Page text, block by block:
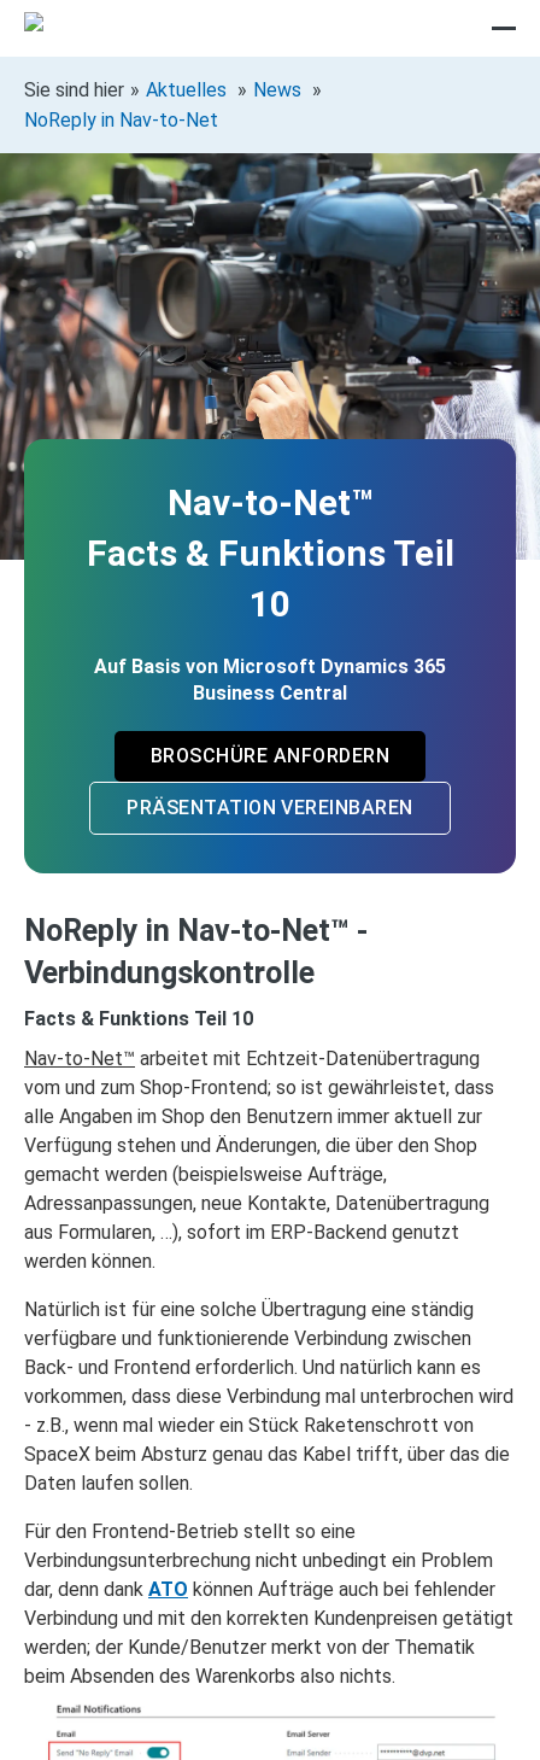
Sie sind hier Aktuelles
News
NoReply in Nav-to-Net
Nav‑to‑Net™
Facts & Funktions Teil
10
Auf Basis von Microsoft Dynamics 365
Business Central
BROSCHÜRE ANFORDERN
PRÄSENTATION VEREINBAREN
NoReply in Nav-to-Net™ -
Verbindungskontrolle
Facts & Funktions Teil 10
Nav-to-Net™ arbeitet mit Echtzeit-Datenübertragung
vom und zum Shop-Frontend; so ist gewährleistet, dass
alle Angaben im Shop den Benutzern immer aktuell zur
Verfügung stehen und Änderungen, die über den Shop
gemacht werden (beispielsweise Aufträge,
Adressanpassungen, neue Kontakte, Datenübertragung
aus Formularen, …), sofort im ERP-Backend genutzt
werden können.
Natürlich ist für eine solche Übertragung eine ständig
verfügbare und funktionierende Verbindung zwischen
Back- und Frontend erforderlich. Und natürlich kann es
vorkommen, dass diese Verbindung mal unterbrochen wird
- z.B., wenn mal wieder ein Stück Raketenschrott von
SpaceX beim Absturz genau das Kabel trifft, über das die
Daten laufen sollen.
Für den Frontend-Betrieb stellt so eine
Verbindungsunterbrechung nicht unbedingt ein Problem
dar, denn dank ATO können Aufträge auch bei fehlender
Verbindung und mit den korrekten Kundenpreisen getätigt
werden; der Kunde/Benutzer merkt von der Thematik
beim Absenden des Warenkorbs also nichts.